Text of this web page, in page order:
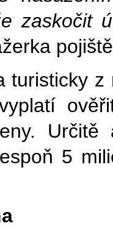
zaskočit
turisticky
5